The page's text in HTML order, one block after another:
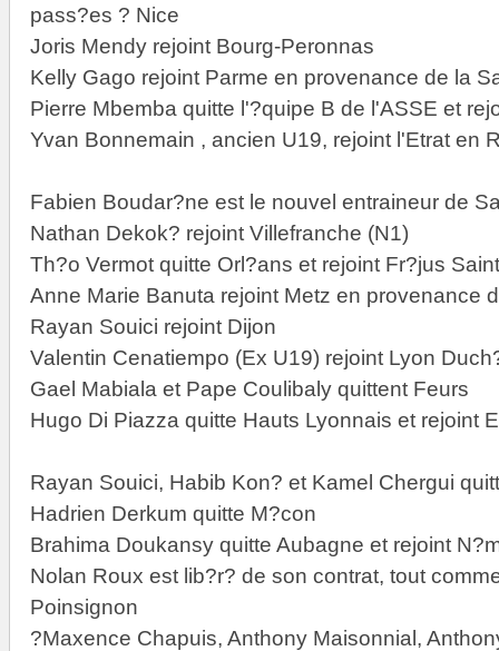
pass?es ? Nice
Joris Mendy rejoint Bourg-Peronnas
Kelly Gago rejoint Parme en provenance de la
Pierre Mbemba quitte l'?quipe B de l'ASSE et
Yvan Bonnemain , ancien U19, rejoint l'Etrat en
Fabien Boudar?ne est le nouvel entraineur de
Nathan Dekok? rejoint Villefranche (N1)
Th?o Vermot quitte Orl?ans et rejoint Fr?jus
Anne Marie Banuta rejoint Metz en provenance
Rayan Souici rejoint Dijon
Valentin Cenatiempo (Ex U19) rejoint Lyon
Gael Mabiala et Pape Coulibaly quittent Feurs
Hugo Di Piazza quitte Hauts Lyonnais et rejoint
Rayan Souici, Habib Kon? et Kamel Chergui
Hadrien Derkum quitte M?con
Brahima Doukansy quitte Aubagne et rejoint
Nolan Roux est lib?r? de son contrat, tout
Poinsignon
?Maxence Chapuis, Anthony Maisonnial,